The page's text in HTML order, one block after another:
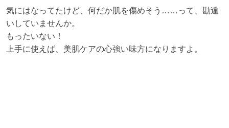
気にはなってたけど、何だか肌を傷めそう……って、勘違
いしていませんか。
もったいない！
上手に使えば、美肌ケアの心強い味方になりますよ。